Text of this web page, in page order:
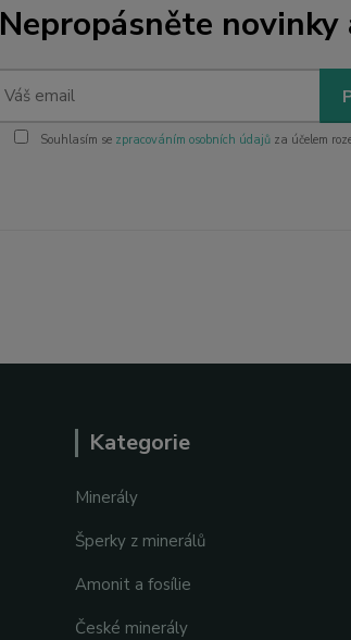
Nepropásněte novinky
Souhlasím se zpracováním osobních údajůza účelem
Kategorie
Minerály
Šperky z minerálů
Amonit a fosílie
České minerály